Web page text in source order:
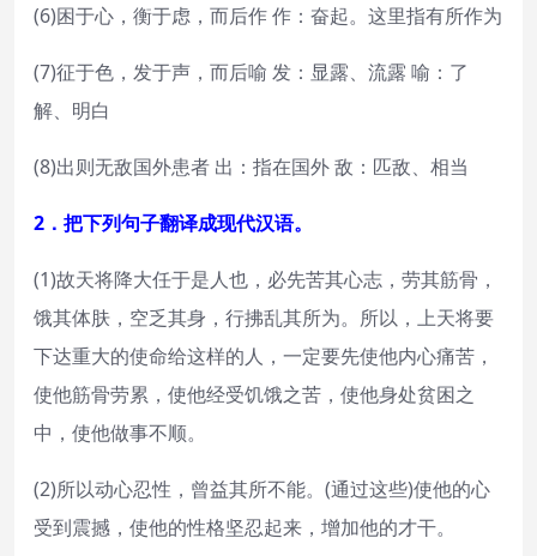
(6)困于心，衡于虑，而后作 作：奋起。这里指有所作为
(7)征于色，发于声，而后喻 发：显露、流露 喻：了
解、明白
(8)出则无敌国外患者 出：指在国外 敌：匹敌、相当
2．把下列句子翻译成现代汉语。
(1)故天将降大任于是人也，必先苦其心志，劳其筋骨，
饿其体肤，空乏其身，行拂乱其所为。所以，上天将要
下达重大的使命给这样的人，一定要先使他内心痛苦，
使他筋骨劳累，使他经受饥饿之苦，使他身处贫困之
中，使他做事不顺。
(2)所以动心忍性，曾益其所不能。(通过这些)使他的心
受到震撼，使他的性格坚忍起来，增加他的才干。